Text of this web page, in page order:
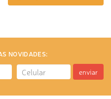
NOVIDADES:
enviar